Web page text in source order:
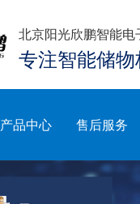
北京阳光欣鹏智能电
专注智能储
产品中心 售后服务